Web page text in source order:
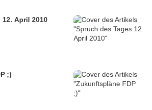
April 2010
;)